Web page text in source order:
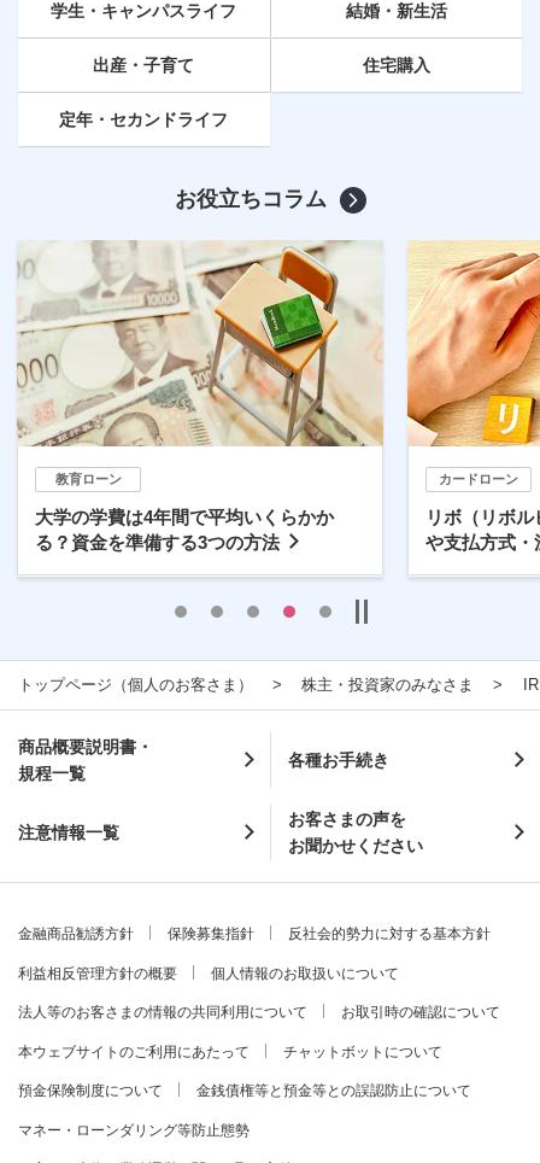
学生・キャンパスライフ 結婚・新生活
出産・子育て 住宅購入
定年 ・セカンドライフ
お役立ちコラム
教育ローン
大学の学費は4年間で平均いくらかか
る？資金を準備する3つの方法
カードローン
リボ（リボ
や支払方式・
トップページ（個人のお客さま） 株主・投資家のみなさま
商品概要説明書・
規程一覧
各種お手続き
注意情報一覧
お客さまの声を
お聞かせください
金融商品勧誘方針 保険募集指針 反社会的勢力に対する基本方針
利益相反管理方針の概要 個人情報のお取扱いについて
法人等のお客さまの情報の共同利用について お取引時の確認について
本ウェブサイトのご利用にあたって チャットボットについて
預金保険制度について 金銭債権等と預金等との誤認防止について
マネー・ローンダリング等防止態勢